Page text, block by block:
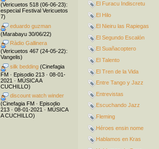
El Furacu Indiscretu
El Hilo
El Nieiru las Rapiegas
El Segundo Escalón
El Suañacoptero
El Talento
El Tren de la Vida
Entre Tango y Jazz
Entrevistas
Escuchando Jazz
Fleming
Héroes ensin nome
Hablamos en Kras
(Vericuetos 518 (06-06-23):
especial Festival Vericuetos
7)
eduardo guzman
(Marabayu 30/06/22)
Ràdio Gallinera
(Vericuetos 467 (24-05-22):
Vangelis)
silk bedding (Cinefagia
FM · Episodio 213 · 08-01-
2021 · MÚSICA A
CUCHILLO)
discount watch winder
(Cinefagia FM · Episodio
213 · 08-01-2021 · MÚSICA
A CUCHILLO)